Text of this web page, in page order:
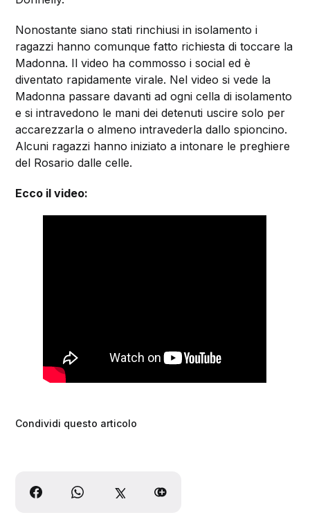
Nonostante siano stati rinchiusi in isolamento i
ragazzi hanno comunque fatto richiesta di toccare la
Madonna. Il video ha commosso i social ed è
diventato rapidamente virale. Nel video si vede la
Madonna passare davanti ad ogni cella di isolamento
e si intravedono le mani dei detenuti uscire solo per
accarezzarla o almeno intravederla dallo spioncino.
Alcuni ragazzi hanno iniziato a intonare le preghiere
del Rosario dalle celle.
Ecco il video:
Condividi questo articolo